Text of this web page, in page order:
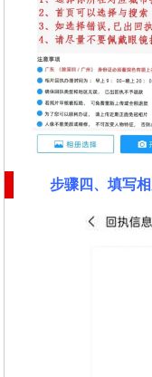
步骤四、填写